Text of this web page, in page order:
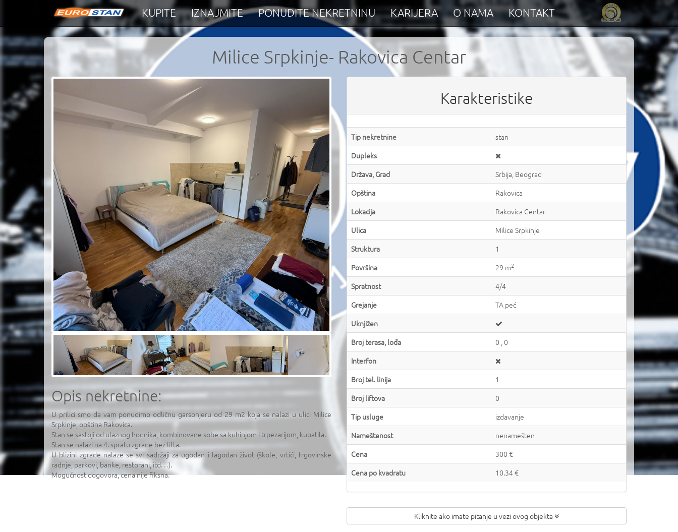
KUPITE IZNAJMITE PONUDITE NEKRETNINU KARIJERA O NAMA KONTAKT
Milice Srpkinje- Rakovica Centar
Opis nekretnine:
U prilici smo da vam ponudimo odličnu garsonjeru od 29 m2 koja se nalazi u ulici Milice
Srpkinje, opština Rakovica.
Stan se sastoji od ulaznog hodnika, kombinovane sobe sa kuhinjom i trpezarijom, kupatila.
Stan se nalazi na 4. spratu zgrade bez lifta.
U blizini zgrade nalaze se svi sadržaji za ugodan i lagodan život (škole, vrtići, trgovinske
radnje, parkovi, banke, restorani, itd. . .).
Mogućnost dogovora, cena nije fiksna.
Karakteristike
Tip nekretnine
stan
Dupleks
Država, Grad
Srbija, Beograd
Opština
Rakovica
Lokacija
Rakovica Centar
Ulica
Milice Srpkinje
Struktura
1
Površina
29 m2
Spratnost
4/4
Grejanje
TA peć
Uknjižen
Broj terasa, lođa
0 , 0
Interfon
Broj tel. linija
1
Broj liftova
0
Tip usluge
izdavanje
Nameštenost
nenamešten
Cena
300 €
Cena po kvadratu
10.34 €
Kliknite ako imate pitanje u vezi ovog objekta